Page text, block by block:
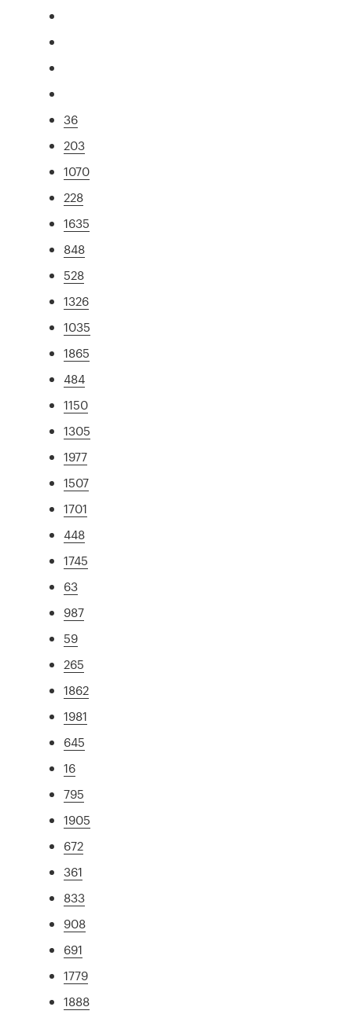
36
203
1070
228
1635
848
528
1326
1035
1865
484
1150
1305
1977
1507
1701
448
1745
63
987
59
265
1862
1981
645
16
795
1905
672
361
833
908
691
1779
1888